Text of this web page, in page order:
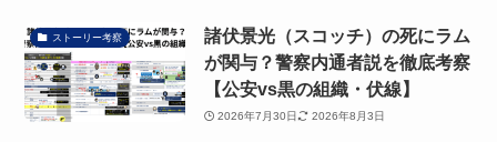
ストーリー考察
諸伏景光（スコッチ）の死にラム
が関与？警察内通者説を徹底考察
【公安vs黒の組織・伏線】
2026年7月30日 2026年8月3日